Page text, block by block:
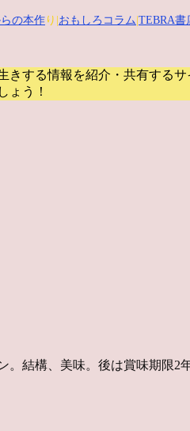
の本作 り| おもしろコラム TEBRA書
する情報を紹介・共有するサ
ょう！
結構、美味。後は賞味期限2